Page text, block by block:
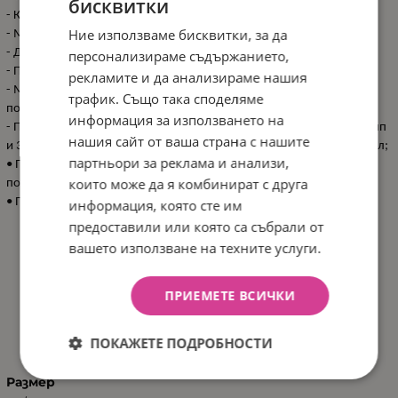
- Калъфка 35x45см с отваряне тип плик отстрани;
- Мека възглавница 35x45см;
- Долен чаршаф с ластик 60x120x15см;
- Плик за олекотена завивка с цип 95x135см;
- Мека и топла олекотена завивка 95x135см, изработена от
полиестерна вата и нетъкан текстил;
- Половин обиколник 35x180см, състоящ се от сваляем калъф с цип
и 3бр мек дунапренен пълнеж 35х60см, облечен в нетъкан текстил;
• Предлага се в предпазваща от праха PVC чанта с дръжки,
подходяща както за пренасяне, така и за съхранение вкъщи;
• Произведено в България.
ХАРАКТЕРИСТИКИ
Размер
бисквитки
Ние използваме бисквитки, за да
персонализираме съдържанието,
рекламите и да анализираме нашия
трафик. Също така споделяме
информация за използването на
нашия сайт от ваша страна с нашите
партньори за реклама и анализи,
които може да я комбинират с друга
информация, която сте им
предоставили или която са събрали от
вашето използване на техните услуги.
ПРИЕМЕТЕ ВСИЧКИ
ПОКАЖЕТЕ ПОДРОБНОСТИ